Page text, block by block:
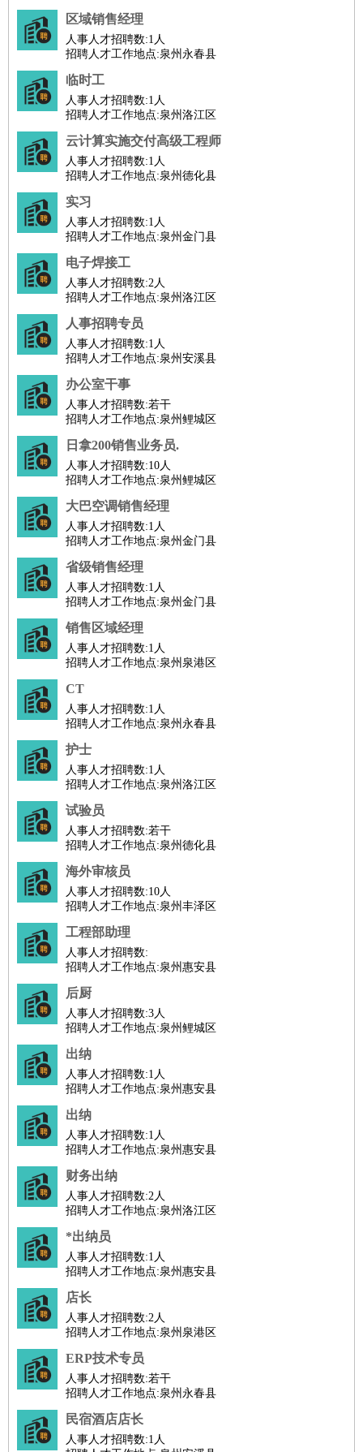
区域销售经理
人事人才招聘数:1人
招聘人才工作地点:泉州永春县
临时工
人事人才招聘数:1人
招聘人才工作地点:泉州洛江区
云计算实施交付高级工程师
人事人才招聘数:1人
招聘人才工作地点:泉州德化县
实习
人事人才招聘数:1人
招聘人才工作地点:泉州金门县
电子焊接工
人事人才招聘数:2人
招聘人才工作地点:泉州洛江区
人事招聘专员
人事人才招聘数:1人
招聘人才工作地点:泉州安溪县
办公室干事
人事人才招聘数:若干
招聘人才工作地点:泉州鲤城区
日拿200销售业务员.
人事人才招聘数:10人
招聘人才工作地点:泉州鲤城区
大巴空调销售经理
人事人才招聘数:1人
招聘人才工作地点:泉州金门县
省级销售经理
人事人才招聘数:1人
招聘人才工作地点:泉州金门县
销售区域经理
人事人才招聘数:1人
招聘人才工作地点:泉州泉港区
CT
人事人才招聘数:1人
招聘人才工作地点:泉州永春县
护士
人事人才招聘数:1人
招聘人才工作地点:泉州洛江区
试验员
人事人才招聘数:若干
招聘人才工作地点:泉州德化县
海外审核员
人事人才招聘数:10人
招聘人才工作地点:泉州丰泽区
工程部助理
人事人才招聘数:
招聘人才工作地点:泉州惠安县
后厨
人事人才招聘数:3人
招聘人才工作地点:泉州鲤城区
出纳
人事人才招聘数:1人
招聘人才工作地点:泉州惠安县
出纳
人事人才招聘数:1人
招聘人才工作地点:泉州惠安县
财务出纳
人事人才招聘数:2人
招聘人才工作地点:泉州洛江区
*出纳员
人事人才招聘数:1人
招聘人才工作地点:泉州惠安县
店长
人事人才招聘数:2人
招聘人才工作地点:泉州泉港区
ERP技术专员
人事人才招聘数:若干
招聘人才工作地点:泉州永春县
民宿酒店店长
人事人才招聘数:1人